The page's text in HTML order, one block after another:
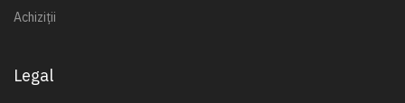
Achiziții
Legal